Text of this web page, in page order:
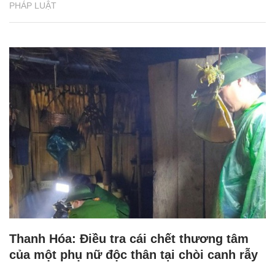
PHÁP LUẬT
Thanh Hóa: Điều tra cái chết thương tâm
của một phụ nữ độc thân tại chòi canh rẫy